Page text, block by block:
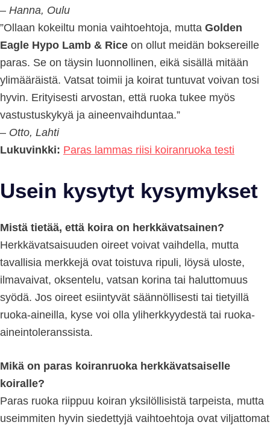
– Hanna, Oulu
”Ollaan kokeiltu monia vaihtoehtoja, mutta Golden
Eagle Hypo Lamb & Rice on ollut meidän boksereille
paras. Se on täysin luonnollinen, eikä sisällä mitään
ylimääräistä. Vatsat toimii ja koirat tuntuvat voivan tosi
hyvin. Erityisesti arvostan, että ruoka tukee myös
vastustuskykyä ja aineenvaihduntaa.”
– Otto, Lahti
Lukuvinkki: Paras lammas riisi koiranruoka testi
Usein kysytyt kysymykset
Mistä tietää, että koira on herkkävatsainen?
Herkkävatsaisuuden oireet voivat vaihdella, mutta
tavallisia merkkejä ovat toistuva ripuli, löysä uloste,
ilmavaivat, oksentelu, vatsan korina tai haluttomuus
syödä. Jos oireet esiintyvät säännöllisesti tai tietyillä
ruoka-aineilla, kyse voi olla yliherkkyydestä tai ruoka-
aineintoleranssista.
Mikä on paras koiranruoka herkkävatsaiselle
koiralle?
Paras ruoka riippuu koiran yksilöllisistä tarpeista, mutta
useimmiten hyvin siedettyjä vaihtoehtoja ovat viljattomat